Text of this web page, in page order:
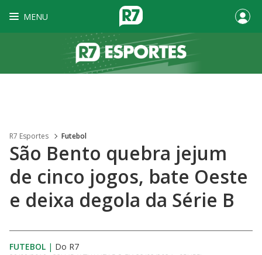
MENU
R7 Esportes Futebol
São Bento quebra jejum
de cinco jogos, bate Oeste
e deixa degola da Série B
FUTEBOL | Do R7